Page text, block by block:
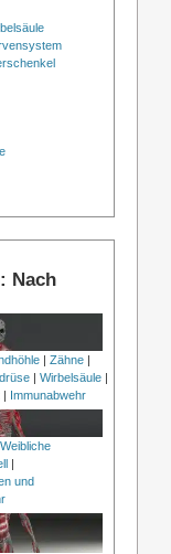
Nach
| Zähne|
| Wirbelsäule |
| Immunabwehr
Weibliche
|
und